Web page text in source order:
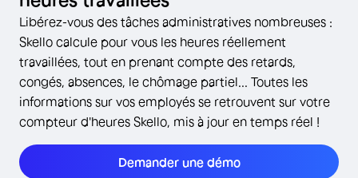
Libérez-vous des tâches administratives nombreuses :
Skello calcule pour vous les heures réellement
travaillées, tout en prenant compte des retards,
congés, absences, le chômage partiel... Toutes les
informations sur vos employés se retrouvent sur votre
compteur d'heures Skello, mis à jour en temps réel !
Demander une démo